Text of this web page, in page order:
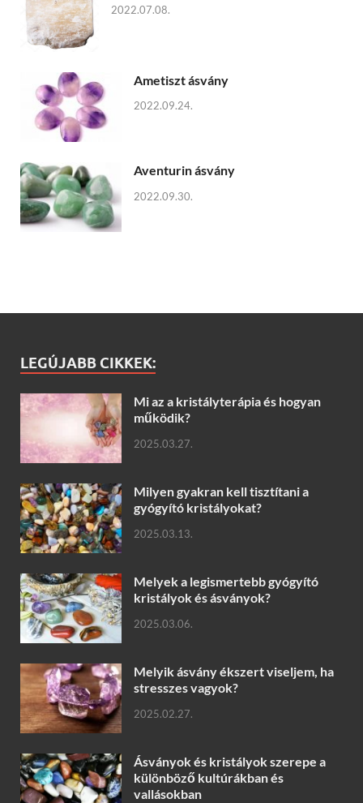
2022.07.08.
Ametiszt ásvány
2022.09.24.
Aventurin ásvány
2022.09.30.
LEGÚJABB CIKKEK:
Mi az a kristályterápia és hogyan
működik?
2025.03.27.
Milyen gyakran kell tisztítani a
gyógyító kristályokat?
2025.03.13.
Melyek a legismertebb gyógyító
kristályok és ásványok?
2025.03.06.
Melyik ásvány ékszert viseljem, ha
stresszes vagyok?
2025.02.27.
Ásványok és kristályok szerepe a
különböző kultúrákban és
vallásokban